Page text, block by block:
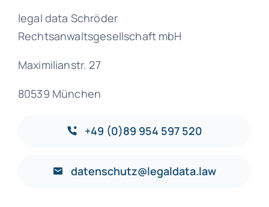
legal data Schröder
Rechtsanwaltsgesellschaft mbH
Maximilianstr. 27
80539 München
+49 (0)89 954 597 520
datenschutz@legaldata.law